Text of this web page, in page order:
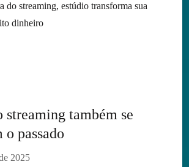
do streaming, estúdio transforma sua
dinheiro
streaming também se
o passado
2025